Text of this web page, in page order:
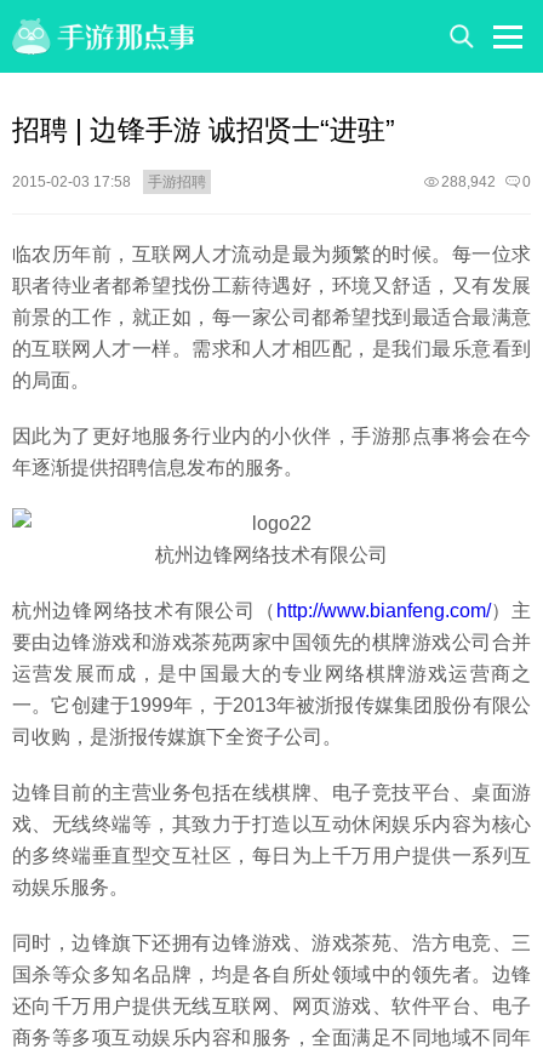
招聘 | 边锋手游 诚招贤士“进驻”
2015-02-03 17:58 手游招聘 0
288,942
临农历年前，互联网人才流动是最为频繁的时候。每一位求
职者待业者都希望找份工薪待遇好，环境又舒适，又有发展
前景的工作，就正如，每一家公司都希望找到最适合最满意
的互联网人才一样。需求和人才相匹配，是我们最乐意看到
的局面。
因此为了更好地服务行业内的小伙伴，手游那点事将会在今
年逐渐提供招聘信息发布的服务。
杭州边锋网络技术有限公司
杭州边锋网络技术有限公司（ http://www.bianfeng.com/）主
要由边锋游戏和游戏茶苑两家中国领先的棋牌游戏公司合并
运营发展而成，是中国最大的专业网络棋牌游戏运营商之
一。它创建于1999年，于2013年被浙报传媒集团股份有限公
司收购，是浙报传媒旗下全资子公司。
边锋目前的主营业务包括在线棋牌、电子竞技平台、桌面游
戏、无线终端等，其致力于打造以互动休闲娱乐内容为核心
的多终端垂直型交互社区，每日为上千万用户提供一系列互
动娱乐服务。
同时，边锋旗下还拥有边锋游戏、游戏茶苑、浩方电竞、三
国杀等众多知名品牌，均是各自所处领域中的领先者。边锋
还向千万用户提供无线互联网、网页游戏、软件平台、电子
商务等多项互动娱乐内容和服务，全面满足不同地域不同年